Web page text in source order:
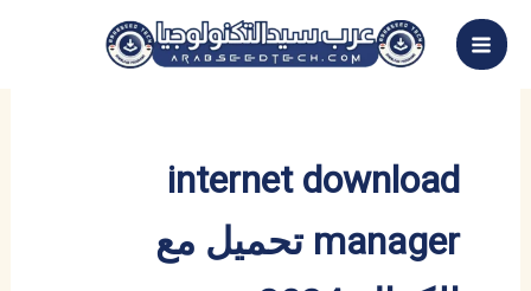
تخطي
إلى
internet download
manager تحميل مع